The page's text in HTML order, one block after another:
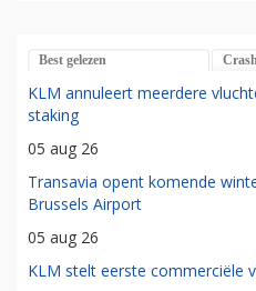
Best gelezen
KLM annuleert meerdere
staking
05 aug 26
Transavia opent komende
Brussels Airport
05 aug 26
KLM stelt eerste commerciële